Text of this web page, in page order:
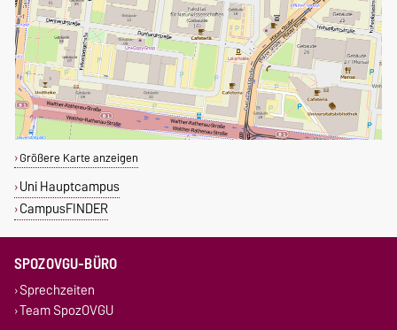
Größere Karte anzeigen
Uni Hauptcampus
CampusFINDER
SPOZOVGU-BÜRO
Sprechzeiten
Team SpozOVGU